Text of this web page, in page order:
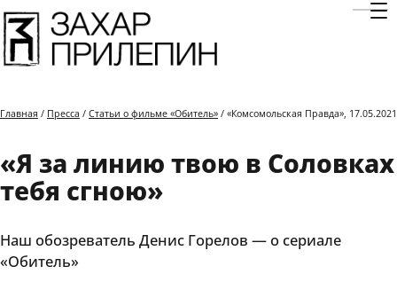
Главная / Пресса / Статьи о фильме «Обитель» / «Комсомольская Правда», 17.05.2021
«Я за линию твою в Соловках
тебя сгною»
Наш обозреватель Денис Горелов — о сериале
«Обитель»